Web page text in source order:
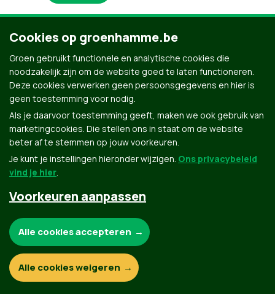
© Copyright Groen 2026 | Gemaakt met NationBuilder
Contact Privacybeleid
Cookies op groenhamme.be
Groen gebruikt functionele en analytische cookies die
noodzakelijk zijn om de website goed te laten functioneren.
Deze cookies verwerken geen persoonsgegevens en hier is
geen toestemming voor nodig.
Als je daarvoor toestemming geeft, maken we ook gebruik van
marketingcookies. Die stellen ons in staat om de website
beter af te stemmen op jouw voorkeuren.
Je kunt je instellingen hieronder wijzigen. Ons privacybeleid
vind je hier.
Voorkeuren aanpassen
Functionele en analytische cookies:
Alle cookies accepteren
Alle cookies weigeren